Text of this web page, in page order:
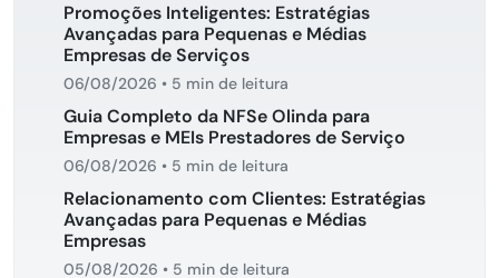
Promoções Inteligentes: Estratégias
Avançadas para Pequenas e Médias
Empresas de Serviços
06/08/2026 • 5 min de leitura
Guia Completo da NFSe Olinda para
Empresas e MEIs Prestadores de Serviço
06/08/2026 • 5 min de leitura
Relacionamento com Clientes: Estratégias
Avançadas para Pequenas e Médias
Empresas
05/08/2026 • 5 min de leitura